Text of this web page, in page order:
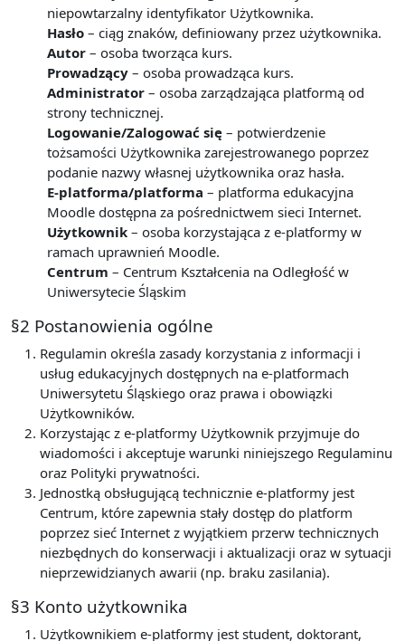
niepowtarzalny identyfikator Użytkownika.
Hasło – ciąg znaków, definiowany przez użytkownika.
Autor – osoba tworząca kurs.
Prowadzący – osoba prowadząca kurs.
Administrator – osoba zarządzająca platformą od
strony technicznej.
Logowanie/Zalogować się – potwierdzenie
tożsamości Użytkownika zarejestrowanego poprzez
podanie nazwy własnej użytkownika oraz hasła.
E-platforma/platforma – platforma edukacyjna
Moodle dostępna za pośrednictwem sieci Internet.
Użytkownik – osoba korzystająca z e-platformy w
ramach uprawnień Moodle.
Centrum – Centrum Kształcenia na Odległość w
Uniwersytecie Śląskim
§2 Postanowienia ogólne
Regulamin określa zasady korzystania z informacji i
usług edukacyjnych dostępnych na e-platformach
Uniwersytetu Śląskiego oraz prawa i obowiązki
Użytkowników.
Korzystając z e-platformy Użytkownik przyjmuje do
wiadomości i akceptuje warunki niniejszego Regulaminu
oraz Polityki prywatności.
Jednostką obsługującą technicznie e-platformy jest
Centrum, które zapewnia stały dostęp do platform
poprzez sieć Internet z wyjątkiem przerw technicznych
niezbędnych do konserwacji i aktualizacji oraz w sytuacji
nieprzewidzianych awarii (np. braku zasilania).
§3 Konto użytkownika
Użytkownikiem e-platformy jest student, doktorant,